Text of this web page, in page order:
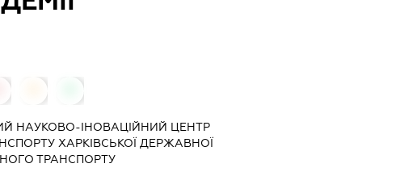
НАУКОВО-ІНОВАЦІЙНИЙ ЦЕНТР
ХАРКІВСЬКОЇ ДЕРЖАВНОЇ
ТРАНСПОРТУ